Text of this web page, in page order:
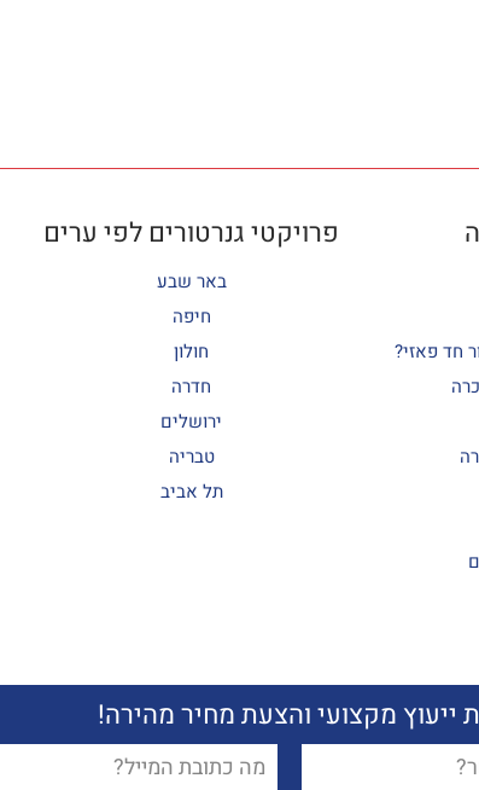
ייעוץ מקצועי והצעת מחיר מהירה!
דוא"ל
חד פאזי?
פרויקטי גנרטורים לפי ערים
באר שבע
חיפה
חולון
חדרה
ירושלים
טבריה
תל אביב
ייעוץ מקצועי והצעת מחיר מהירה!
דוא"ל